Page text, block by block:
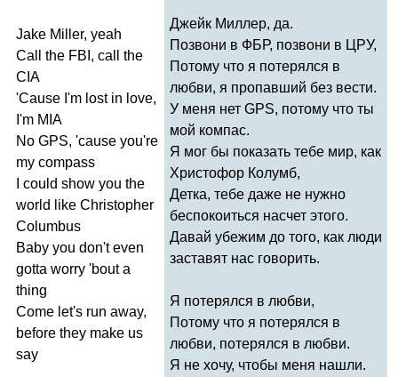
Jake Miller, yeah
Call
the FBI , call
the
CIA
'Cause I'm lost in love,
I'm MIA
No GPS, 'cause you're
my compass
could show you the
world
like Christopher
Columbus
Baby you don't even
gotta worry 'bout a
thing
Come let's run away,
before they make us
say
Джейк Миллер, да.
Позвони в ФБР, позвони в ЦРУ,
Потому что я потерялся в
любви, я пропавший без вести.
У меня нет GPS, потому что ты
мой компас.
Я мог бы показать тебе мир, как
Христофор Колумб,
Детка, тебе даже не нужно
беспокоиться насчет этого.
Давай убежим до того, как люди
заставят нас говорить.
Я потерялся в любви,
Потому что я потерялся в
любви, потерялся в любви.
Я не хочу, чтобы меня нашли.